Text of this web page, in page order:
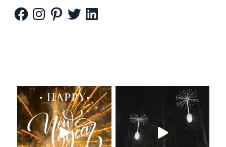
FacebookInstagramPinterestTwitterLinkedIn